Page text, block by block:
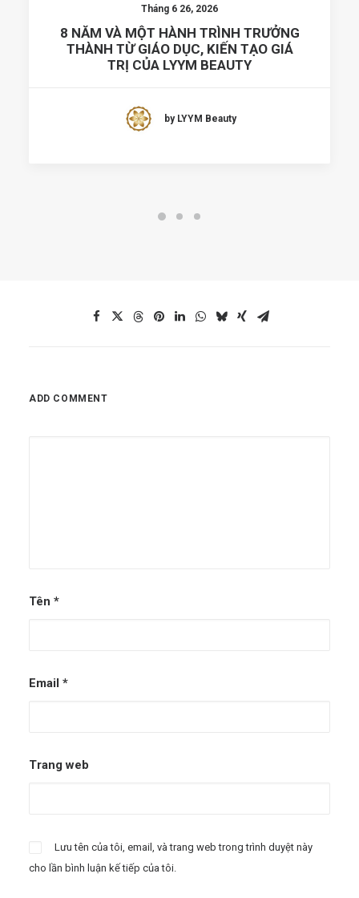
Tháng 6 26, 2026
8 NĂM VÀ MỘT HÀNH TRÌNH TRƯỞNG
THÀNH TỪ GIÁO DỤC, KIẾN TẠO GIÁ
TRỊ CỦA LYYM BEAUTY
by LYYM Beauty
ADD COMMENT
Tên *
Email *
Trang web
Lưu tên của tôi, email, và trang web trong trình duyệt này
cho lần bình luận kế tiếp của tôi.